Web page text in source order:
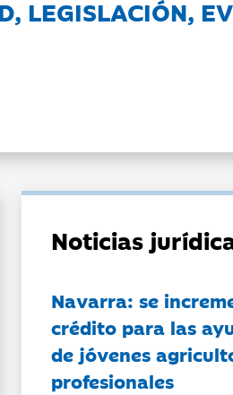
LEGISLACIÓN,
Noticias
Navarra: se
crédito para las
de jóvenes
profesionales